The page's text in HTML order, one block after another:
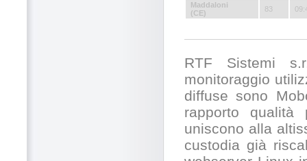
Maddaloni
(CE)
83
RTF Sistemi
monitoraggio
diffuse sono
rapporto qualità
uniscono alla
custodia già